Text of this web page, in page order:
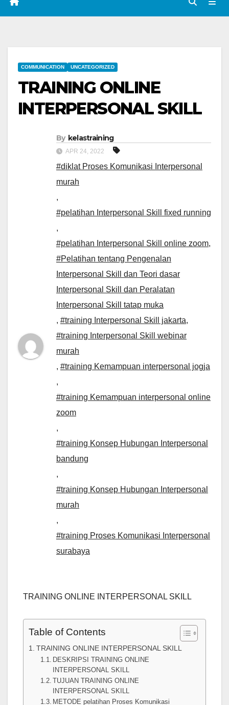
COMMUNICATION UNCATEGORIZED
TRAINING ONLINE
INTERPERSONAL SKILL
By kelastraining
APR 24, 2022
#diklat Proses Komunikasi Interpersonal
murah
,
#pelatihan Interpersonal Skill fixed running
,
#pelatihan Interpersonal Skill online zoom,
#Pelatihan tentang Pengenalan
Interpersonal Skill dan Teori dasar
Interpersonal Skill dan Peralatan
Interpersonal Skill tatap muka
, #training Interpersonal Skill jakarta,
#training Interpersonal Skill webinar
murah
, #training Kemampuan interpersonal jogja
,
#training Kemampuan interpersonal online
zoom
,
#training Konsep Hubungan Interpersonal
bandung
,
#training Konsep Hubungan Interpersonal
murah
,
#training Proses Komunikasi Interpersonal
surabaya
TRAINING ONLINE INTERPERSONAL SKILL
Table of Contents
TRAINING ONLINE INTERPERSONAL SKILL
DESKRIPSI TRAINING ONLINE
INTERPERSONAL SKILL
TUJUAN TRAINING ONLINE
INTERPERSONAL SKILL
METODE pelatihan Proses Komunikasi